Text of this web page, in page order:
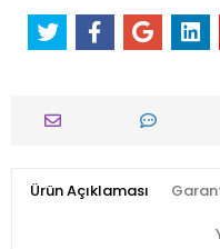
Ürün Açıklaması